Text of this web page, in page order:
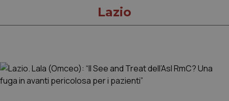
Lazio